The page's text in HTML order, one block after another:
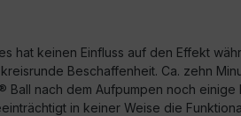
hat keinen Einfluss auf den Effekt
Beschaffenheit. Ca. zehn
nach dem Aufpumpen noch
in keiner Weise die